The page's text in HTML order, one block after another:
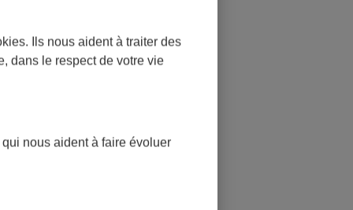
la
aux
. Ils nous aident à traiter des
dans le respect de votre vie
nous aident à faire évoluer